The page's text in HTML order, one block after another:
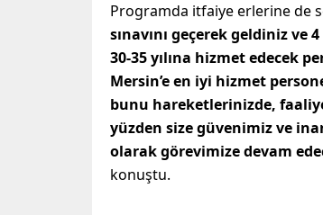
Programda itfaiye erlerine de
sınavını geçerek geldiniz ve
30-35 yılına hizmet edecek
Mersin’e en iyi hizmet
bunu hareketlerinizde,
yüzden size güvenimiz ve
olarak görevimize devam
konuştu.